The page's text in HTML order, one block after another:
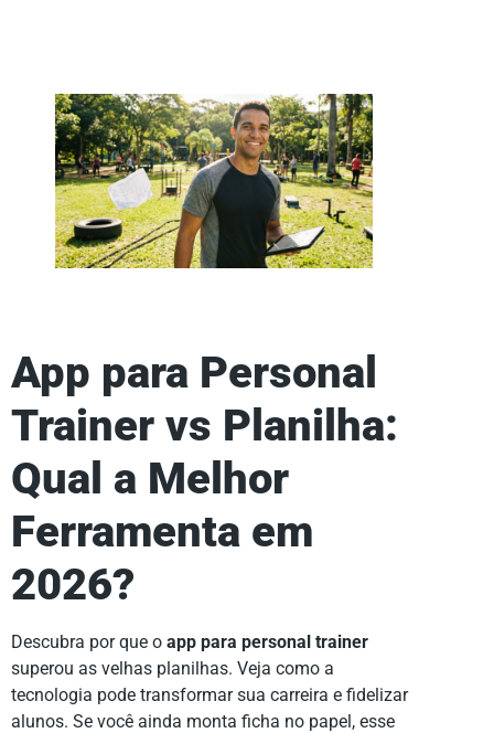
App para Personal
Trainer vs Planilha:
Qual a Melhor
Ferramenta em
2026?
Descubra por que o app para personal trainer
superou as velhas planilhas. Veja como a
tecnologia pode transformar sua carreira e fidelizar
alunos. Se você ainda monta ficha no papel, esse